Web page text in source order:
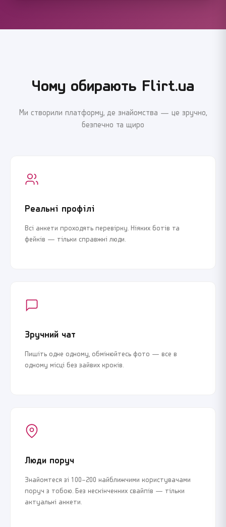
Чому обирають Flirt.ua
Ми створили платформу, де знайомства — це зручно,
безпечно та щиро
Реальні профілі
Всі анкети проходять перевірку. Ніяких ботів та
фейків — тільки справжні люди.
Зручний чат
Пишіть одне одному, обмінюйтесь фото — все в
одному місці без зайвих кроків.
Люди поруч
Знайомтеся зі 100–200 найближчими користувачами
поруч з тобою. Без нескінченних свайпів — тільки
актуальні анкети.